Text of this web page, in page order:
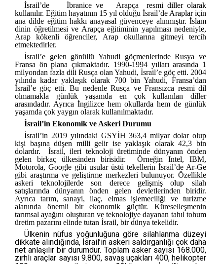
İsrail’de
İbraniceve Arapça resmi diller olarak
kullanılır. Eğitim hayatının 15 yıl olduğu İsrail’de Araplar için
ana dilde eğitim hakkı anayasal güvenceye alınmıştır. İslam
dinin öğretilmesi ve Arapça eğitiminin yapılması nedeniyle,
Arap kökenli öğrenciler, Arap okullarına gitmeyi tercih
etmektedirler.
İsrail’e gelen gönüllü Yahudi göçmenlerinde Rusya ve
Fransa ön plana çıkmaktadır. 1990-1994 yılları arasında 1
milyondan fazla dili Rusça olan Yahudi, İsrail’e göç etti. 2004
yılında kadar yaklaşık olarak 700 bin Yahudi, Fransa’dan
İsrail’e göç etti. Bu nedenle Rusça ve Fransızca resmi dil
olmamakla günlük yaşamda en çok kullanılan diller
arasındadır. Ayrıca İngilizce hem okullarda hem de günlük
yaşamda çok yaygın olarak kullanılmaktadır.
İsrail’in Ekonomik ve Askeri Durumu
İsrail’in 2019 yılındaki GSYİH 363,4 milyar dolar olup
kişi başına düşen milli gelir ise yaklaşık olarak 42,3 bin
dolardır. İsrail, ileri teknoloji üretiminde dünyanın önden
gelen birkaç ülkesinden birisidir. Örneğin Intel, IBM,
Motorola, Google gibi usular üstü tekellerin İsrail’de Ar-Ge
gibi araştırma ve geliştirme merkezleri bulunuyor. Özellikle
askeri teknolojilerde son derece gelişmiş olup silah
satışlarında dünyanın önden gelen devletlerinden biridir.
Ayrıca tarım, sanayi, ilaç, elmas işlemeciliği ve turizme
alanında önemli bir ekonomik güçtür. Küreselleşmenin
tarımsal ayağını oluşturan ve teknolojiye dayanan tahıl tohum
üretim pazarını elinde tutan İsrail, bir dünya tekelidir.
Ülkenin nüfus yoğunluğuna göre silahlanma düzeyi
dikkate alındığında, İsrail’in askeri saldırganlığı çok daha
net anlaşılır bir durumdur. Toplam asker sayısı 168.000,
zırhlı araçlar sayısı 9.800, savaş uçakları 400, helikopter